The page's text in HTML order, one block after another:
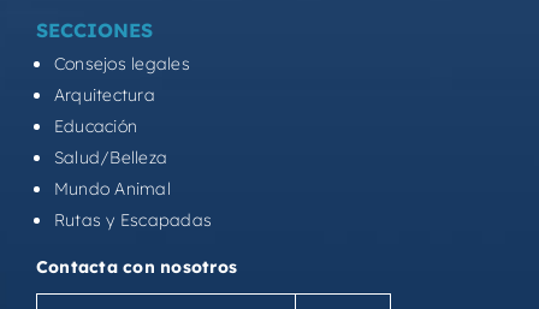
SECCIONES
Consejos legales
Arquitectura
Educación
Salud/Belleza
Mundo Animal
Rutas y Escapadas
Contacta con nosotros